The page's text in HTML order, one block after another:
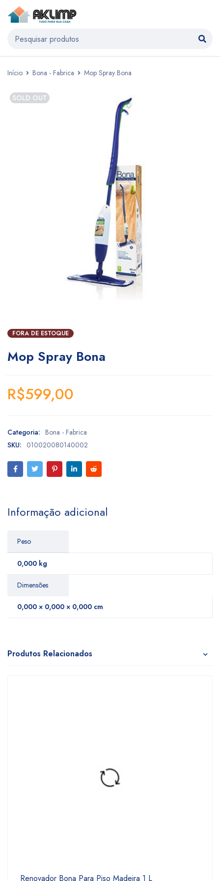
Início Bona - Fabrica Mop Spray Bona
SOLD OUT
FORA DE ESTOQUE
Mop Spray Bona
R$599,00
Categoria: Bona - Fabrica
SKU: 010020080140002
Informação adicional
Peso
0,000 kg
Dimensões
0,000 × 0,000 × 0,000 cm
Produtos Relacionados
Renovador Bona Para Piso Madeira 1 L